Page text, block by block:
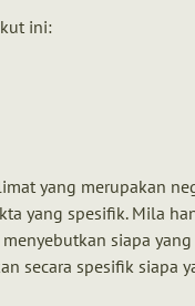
ini:
yang merupakan
yang spesifik. Mila
siapa yang
secara spesifik siapa